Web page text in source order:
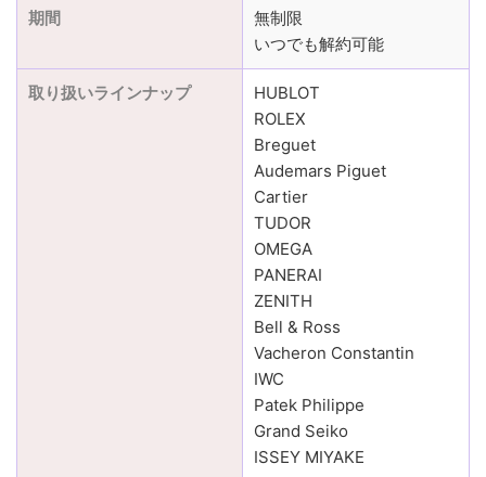
期間
無制限
いつでも解約可能
取り扱いラインナップ
HUBLOT
ROLEX
Breguet
Audemars Piguet
Cartier
TUDOR
OMEGA
PANERAI
ZENITH
Bell & Ross
Vacheron Constantin
IWC
Patek Philippe
Grand Seiko
ISSEY MIYAKE